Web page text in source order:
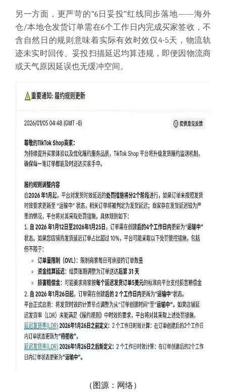
另一方面，更严苛的“6日妥投”红线同步落地——海外
仓/本地仓发货订单需在6个工作日内完成买家签收，不
含自然日的规则意味着实际有效时效仅4-5天，物流轨
迹未实时回传、妥投扫描延迟均算违规，即便因物流商
或天气原因延误也无缓冲空间。
（图源：网络）